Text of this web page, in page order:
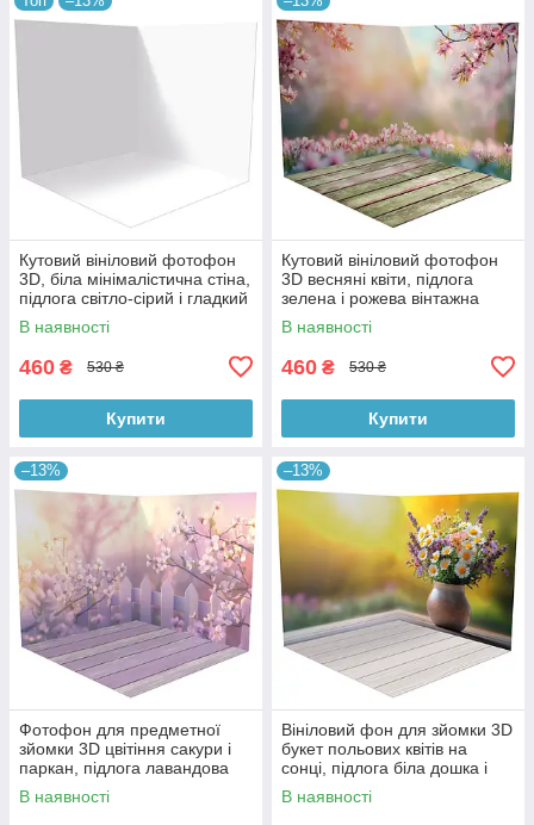
Кутовий вініловий фотофон
3D, біла мінімалістична стіна,
підлога світло-сірий і гладкий
бетон, 50×50 см, №58301
В наявності
460 ₴ 530 ₴
Купити
Кутовий вініловий фотофон
3D весняні квіти, підлога
зелена і рожева вінтажна
дошка, 50×50 см, №58615
В наявності
460 ₴ 530 ₴
Купити
–13%
Фотофон для предметної
зйомки 3D цвітіння сакури і
паркан, підлога лавандова
дошка і дерево, 50×50 см,
№58616
В наявності
–13%
Вініловий фон для зйомки 3D
букет польових квітів на
сонці, підлога біла дошка і
тепле дерево, 50×50 см,
№58617
В наявності